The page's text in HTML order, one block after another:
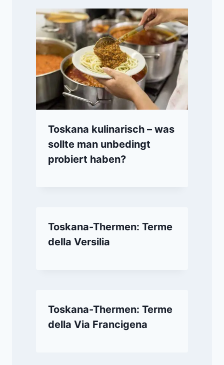
Toskana kulinarisch – was
sollte man unbedingt
probiert haben?
Toskana-Thermen: Terme
della Versilia
Toskana-Thermen: Terme
della Via Francigena